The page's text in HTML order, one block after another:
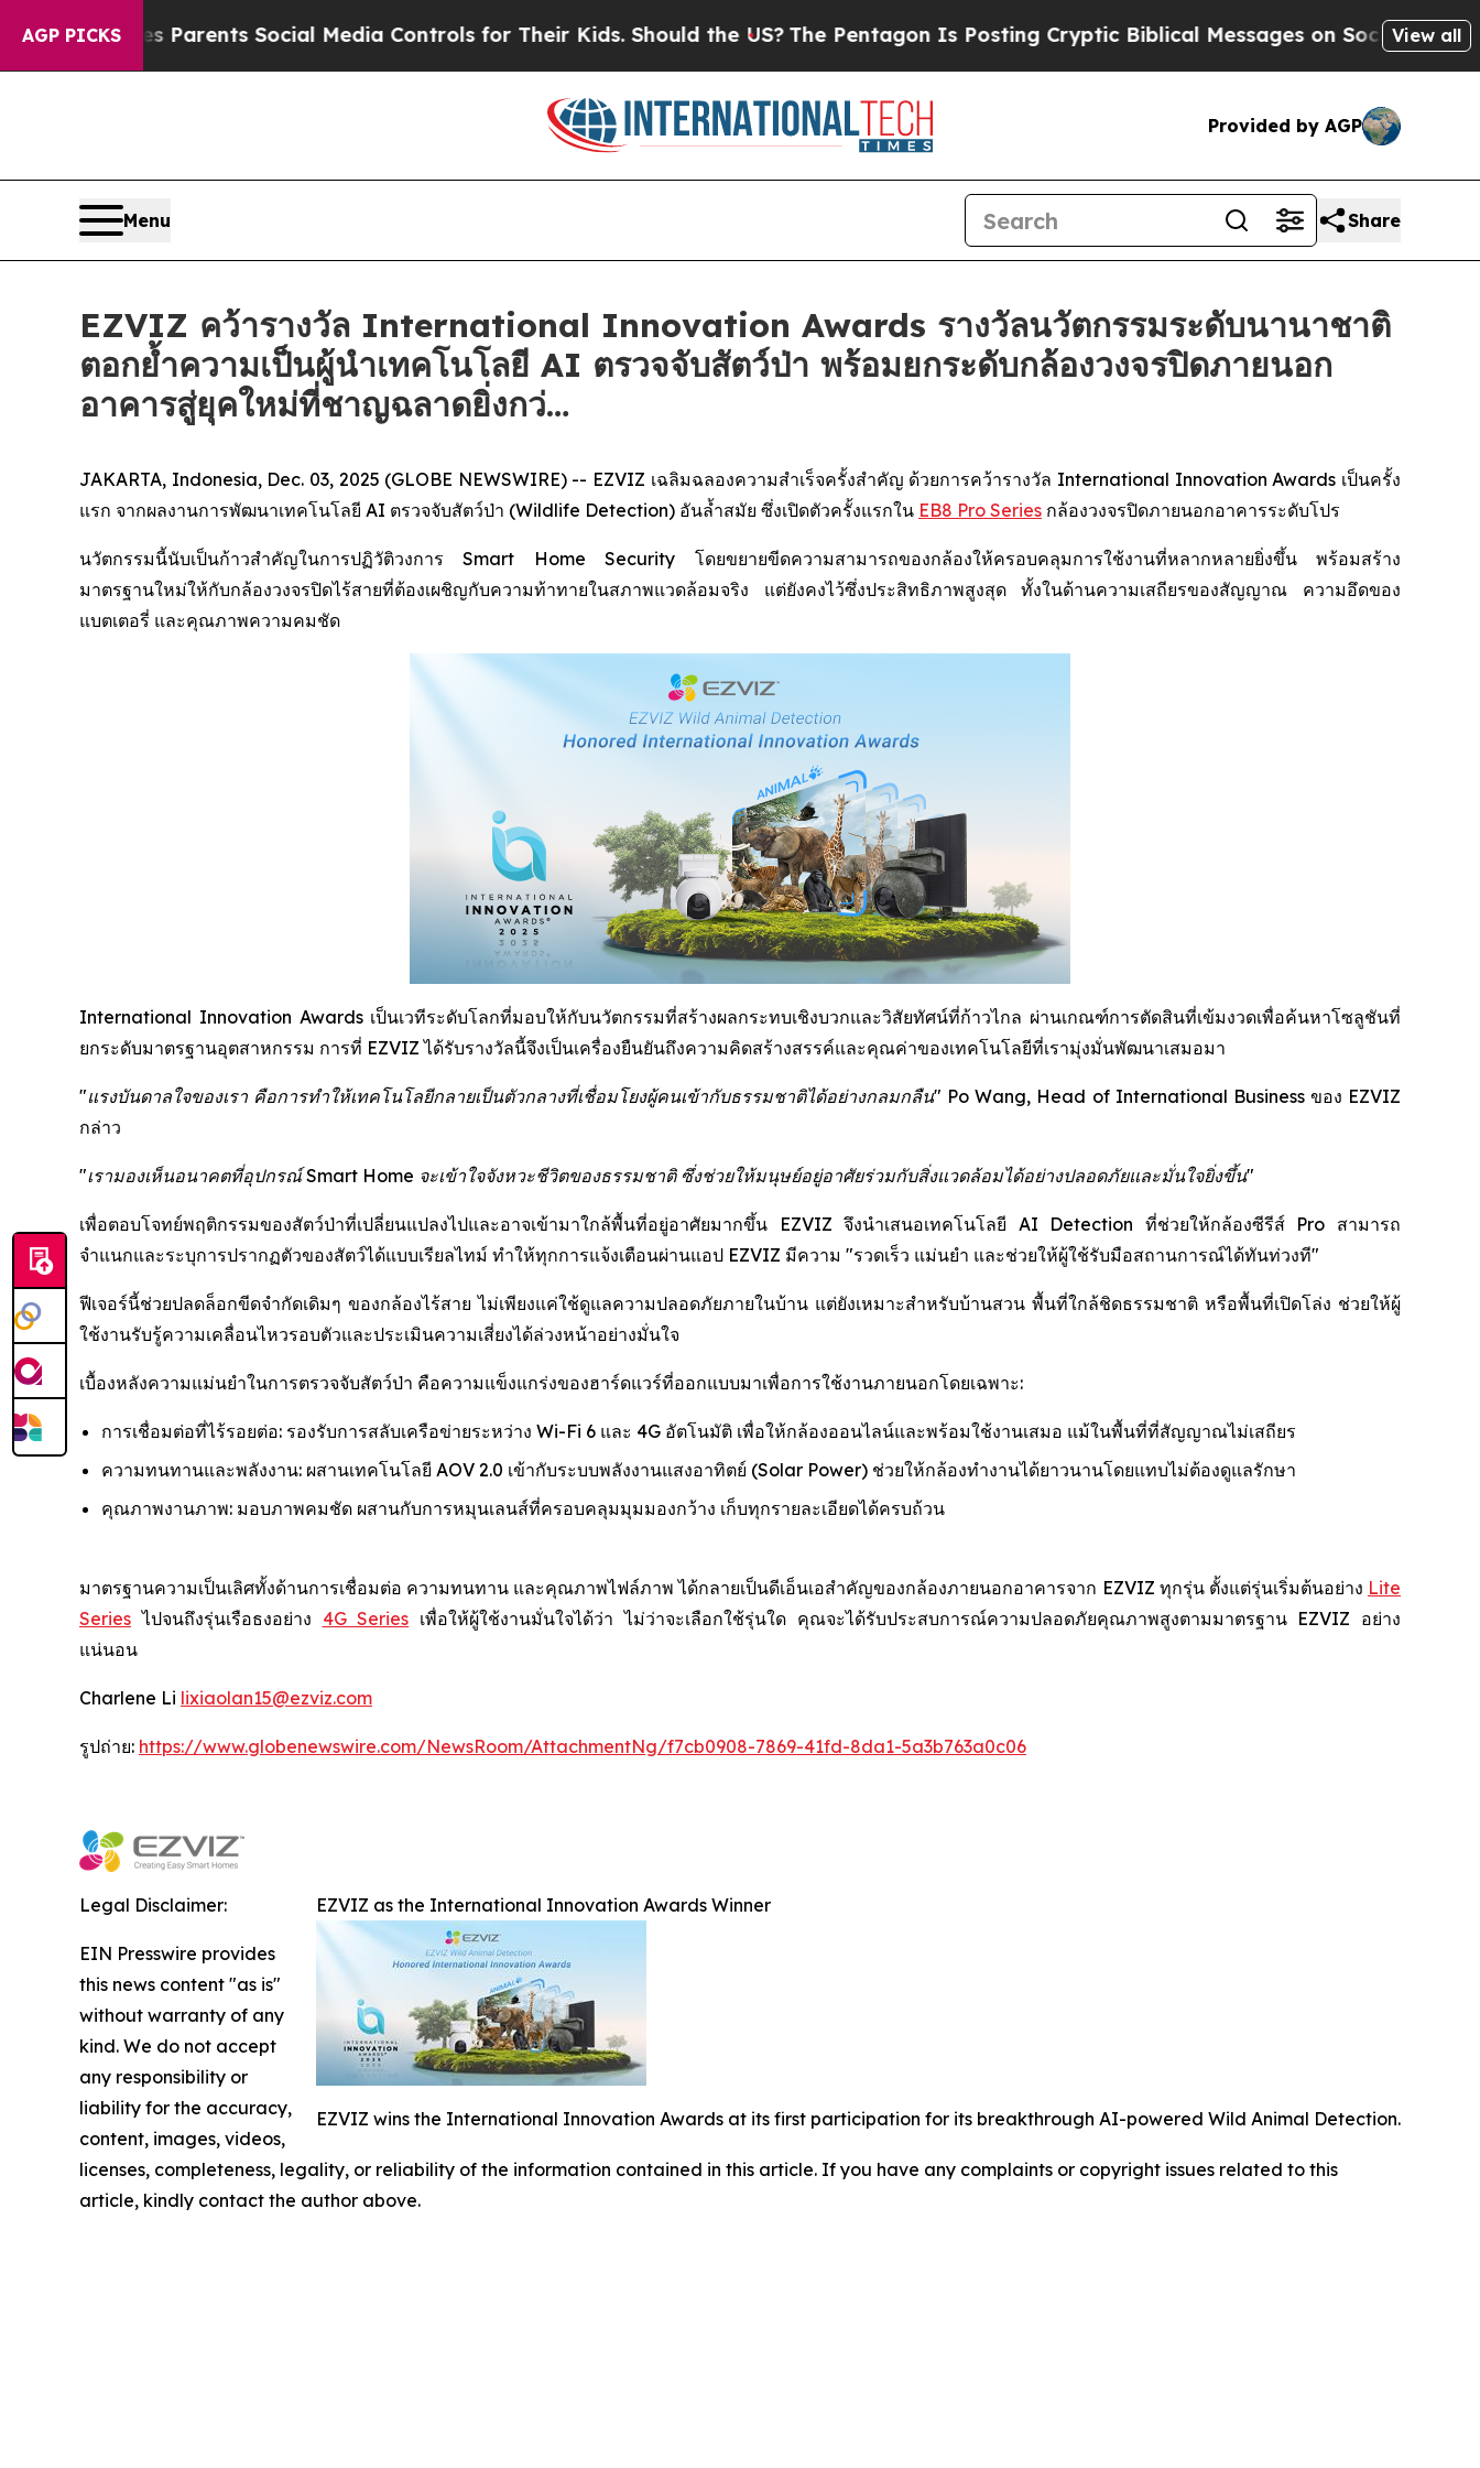
AGP PICKS
Gives Parents Social Media Controls for Their Kids. Should the US? The Pentagon Is Posting Cryptic Biblical Messages on Social Media Big
View all
Provided by AGP
Menu Share
EZVIZ คว้ารางวัล International Innovation Awards รางวัลนวัตกรรมระดับนานาชาติ
ตอกย้ำความเป็นผู้นำเทคโนโลยี AI ตรวจจับสัตว์ป่า พร้อมยกระดับกล้องวงจรปิดภายนอก
อาคารสู่ยุคใหม่ที่ชาญฉลาดยิ่งกว่…
JAKARTA, Indonesia, Dec. 03, 2025 (GLOBE NEWSWIRE) -- EZVIZ เฉลิมฉลองความสำเร็จครั้งสำคัญ ด้วยการคว้ารางวัล International Innovation Awards เป็นครั้ง
แรก จากผลงานการพัฒนาเทคโนโลยี AI ตรวจจับสัตว์ป่า (Wildlife Detection) อันล้ำสมัย ซึ่งเปิดตัวครั้งแรกใน EB8 Pro Series กล้องวงจรปิดภายนอกอาคารระดับโปร
นวัตกรรมนี้นับเป็นก้าวสำคัญในการปฏิวัติวงการ Smart Home Security โดยขยายขีดความสามารถของกล้องให้ครอบคลุมการใช้งานที่หลากหลายยิ่งขึ้น พร้อมสร้าง
มาตรฐานใหม่ให้กับกล้องวงจรปิดไร้สายที่ต้องเผชิญกับความท้าทายในสภาพแวดล้อมจริง แต่ยังคงไว้ซึ่งประสิทธิภาพสูงสุด ทั้งในด้านความเสถียรของสัญญาณ ความอึดของ
แบตเตอรี่ และคุณภาพความคมชัด
International Innovation Awards เป็นเวทีระดับโลกที่มอบให้กับนวัตกรรมที่สร้างผลกระทบเชิงบวกและวิสัยทัศน์ที่ก้าวไกล ผ่านเกณฑ์การตัดสินที่เข้มงวดเพื่อค้นหาโซลูชันที่
ยกระดับมาตรฐานอุตสาหกรรม การที่ EZVIZ ได้รับรางวัลนี้จึงเป็นเครื่องยืนยันถึงความคิดสร้างสรรค์และคุณค่าของเทคโนโลยีที่เรามุ่งมั่นพัฒนาเสมอมา
"แรงบันดาลใจของเรา คือการทำให้เทคโนโลยีกลายเป็นตัวกลางที่เชื่อมโยงผู้คนเข้ากับธรรมชาติได้อย่างกลมกลืน" Po Wang, Head of International Business ของ EZVIZ
กล่าว
"เรามองเห็นอนาคตที่อุปกรณ์ Smart Home จะเข้าใจจังหวะชีวิตของธรรมชาติ ซึ่งช่วยให้มนุษย์อยู่อาศัยร่วมกับสิ่งแวดล้อมได้อย่างปลอดภัยและมั่นใจยิ่งขึ้น"
เพื่อตอบโจทย์พฤติกรรมของสัตว์ป่าที่เปลี่ยนแปลงไปและอาจเข้ามาใกล้พื้นที่อยู่อาศัยมากขึ้น EZVIZ จึงนำเสนอเทคโนโลยี AI Detection ที่ช่วยให้กล้องซีรีส์ Pro สามารถ
จำแนกและระบุการปรากฏตัวของสัตว์ได้แบบเรียลไทม์ ทำให้ทุกการแจ้งเตือนผ่านแอป EZVIZ มีความ "รวดเร็ว แม่นยำ และช่วยให้ผู้ใช้รับมือสถานการณ์ได้ทันท่วงที"
ฟีเจอร์นี้ช่วยปลดล็อกขีดจำกัดเดิมๆ ของกล้องไร้สาย ไม่เพียงแค่ใช้ดูแลความปลอดภัยภายในบ้าน แต่ยังเหมาะสำหรับบ้านสวน พื้นที่ใกล้ชิดธรรมชาติ หรือพื้นที่เปิดโล่ง ช่วยให้ผู้
ใช้งานรับรู้ความเคลื่อนไหวรอบตัวและประเมินความเสี่ยงได้ล่วงหน้าอย่างมั่นใจ
เบื้องหลังความแม่นยำในการตรวจจับสัตว์ป่า คือความแข็งแกร่งของฮาร์ดแวร์ที่ออกแบบมาเพื่อการใช้งานภายนอกโดยเฉพาะ:
การเชื่อมต่อที่ไร้รอยต่อ: รองรับการสลับเครือข่ายระหว่าง Wi-Fi 6 และ 4G อัตโนมัติ เพื่อให้กล้องออนไลน์และพร้อมใช้งานเสมอ แม้ในพื้นที่ที่สัญญาณไม่เสถียร
ความทนทานและพลังงาน: ผสานเทคโนโลยี AOV 2.0 เข้ากับระบบพลังงานแสงอาทิตย์ (Solar Power) ช่วยให้กล้องทำงานได้ยาวนานโดยแทบไม่ต้องดูแลรักษา
คุณภาพงานภาพ: มอบภาพคมชัด ผสานกับการหมุนเลนส์ที่ครอบคลุมมุมมองกว้าง เก็บทุกรายละเอียดได้ครบถ้วน
มาตรฐานความเป็นเลิศทั้งด้านการเชื่อมต่อ ความทนทาน และคุณภาพไฟล์ภาพ ได้กลายเป็นดีเอ็นเอสำคัญของกล้องภายนอกอาคารจาก EZVIZ ทุกรุ่น ตั้งแต่รุ่นเริ่มต้นอย่าง Lite
Series ไปจนถึงรุ่นเรือธงอย่าง 4G Series เพื่อให้ผู้ใช้งานมั่นใจได้ว่า ไม่ว่าจะเลือกใช้รุ่นใด คุณจะได้รับประสบการณ์ความปลอดภัยคุณภาพสูงตามมาตรฐาน EZVIZ อย่าง
แน่นอน
Charlene Li lixiaolan15@ezviz.com
รูปถ่าย: https://www.globenewswire.com/NewsRoom/AttachmentNg/f7cb0908-7869-41fd-8da1-5a3b763a0c06
EZVIZ as the International Innovation Awards Winner
EZVIZ wins the International Innovation Awards at its first participation for its breakthrough AI-powered Wild Animal Detection.
Legal Disclaimer:
EIN Presswire provides
this news content "as is"
without warranty of any
kind. We do not accept
any responsibility or
liability for the accuracy,
content, images, videos,
licenses, completeness, legality, or reliability of the information contained in this article. If you have any complaints or copyright issues related to this
article, kindly contact the author above.